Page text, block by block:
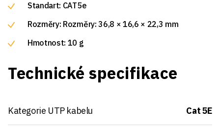
Standart: CAT5e
Rozměry: Rozměry: 36,8 × 16,6 × 22,3 mm
Hmotnost: 10 g
Technické specifikace
Kategorie UTP kabelu Cat 5E